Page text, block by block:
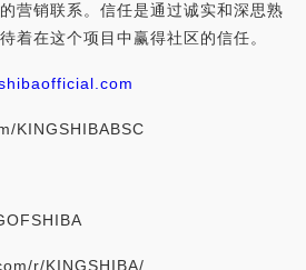
营销联系。信任是通过诚实和深思熟
着在这个项目中赢得社区的信任。
KINGSHIBABSC
r/KINGSHIBA/